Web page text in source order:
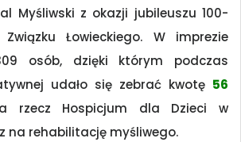
Myśliwski z okazji jubileuszu 100-
Łowieckiego. W imprezie
osób, dzięki którym podczas
udało się zebrać kwotę 56
rzecz Hospicjum dla Dzieci w
na rehabilitację myśliwego.